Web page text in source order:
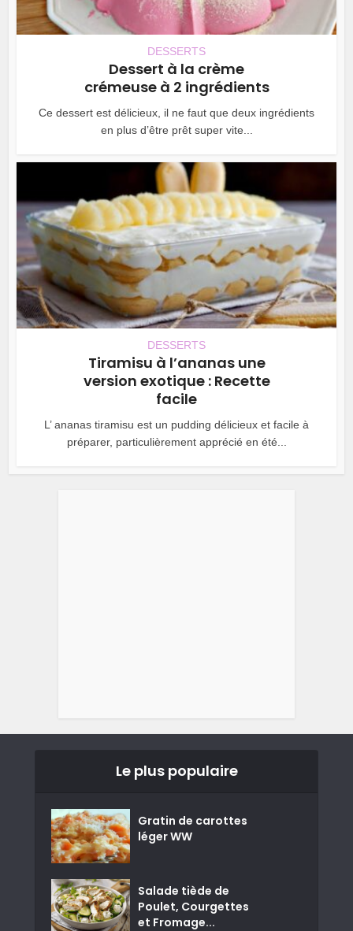
DESSERTS
Dessert à la crème
crémeuse à 2 ingrédients
Ce dessert est délicieux, il ne faut que deux ingrédients
en plus d’être prêt super vite...
DESSERTS
Tiramisu à l’ananas une
version exotique : Recette
facile
L’ ananas tiramisu est un pudding délicieux et facile à
préparer, particulièrement apprécié en été...
Le plus populaire
Gratin de carottes
léger WW
Salade tiède de
Poulet, Courgettes
et Fromage...